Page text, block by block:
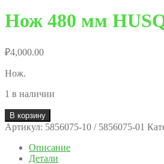
Нож 480 мм
₽4,000.00
Нож.
1 в наличии
В корзину
Артикул: 5856075-10 / 5856075-01
Описание
Детали